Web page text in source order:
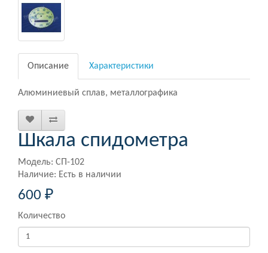
Описание Характеристики
Алюминиевый сплав, металлографика
Шкала спидометра
Модель: СП-102
Наличие: Есть в наличии
600 ₽
Количество